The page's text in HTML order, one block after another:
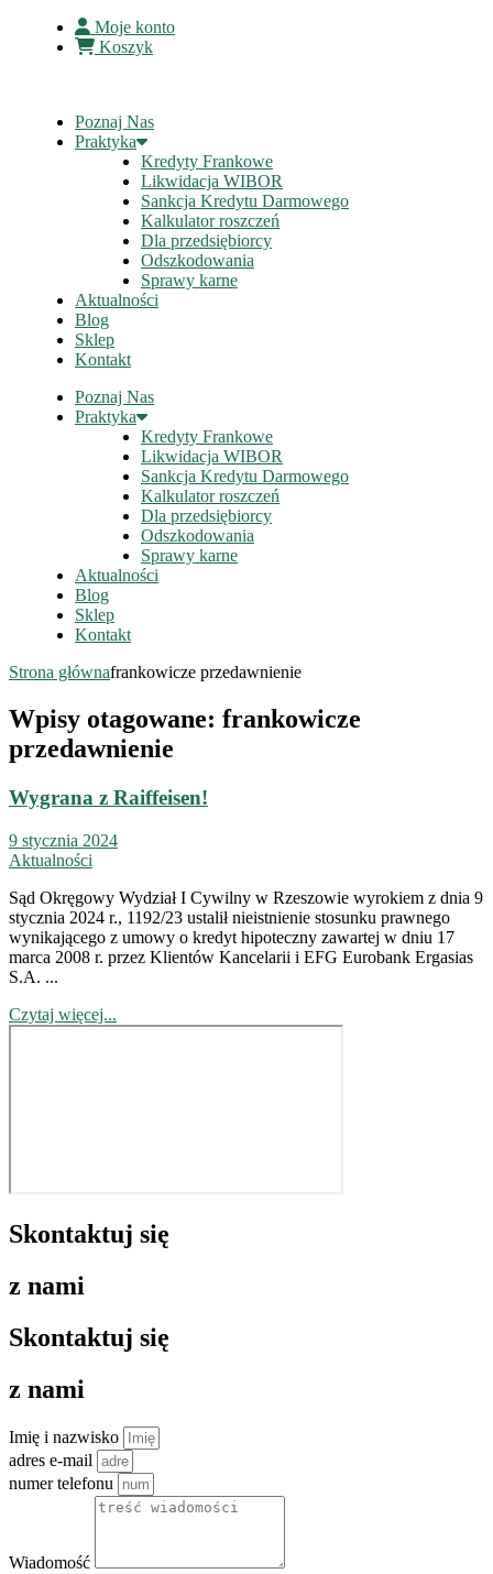
Moje konto
Koszyk
Poznaj Nas
Praktyka
Kredyty Frankowe
Likwidacja WIBOR
Sankcja Kredytu Darmowego
Kalkulator roszczeń
Dla przedsiębiorcy
Odszkodowania
Sprawy karne
Aktualności
Blog
Sklep
Kontakt
Poznaj Nas
Praktyka
Kredyty Frankowe
Likwidacja WIBOR
Sankcja Kredytu Darmowego
Kalkulator roszczeń
Dla przedsiębiorcy
Odszkodowania
Sprawy karne
Aktualności
Blog
Sklep
Kontakt
Strona głównafrankowicze przedawnienie
Wpisy otagowane: frankowicze
przedawnienie
Wygrana z Raiffeisen!
9 stycznia 2024
Aktualności
Sąd Okręgowy Wydział I Cywilny w Rzeszowie wyrokiem z dnia 9
stycznia 2024 r., 1192/23 ustalił nieistnienie stosunku prawnego
wynikającego z umowy o kredyt hipoteczny zawartej w dniu 17
marca 2008 r. przez Klientów Kancelarii i EFG Eurobank Ergasias
S.A. ...
Czytaj więcej...
Skontaktuj się
z nami
Skontaktuj się
z nami
Imię i nazwisko
adres e-mail
numer telefonu
Wiadomość